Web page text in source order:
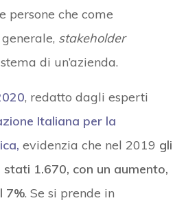
persone che come
stakeholder
di un’azienda.
, redatto dagli esperti
Italiana per la
evidenzia che nel 2019 gli
1.670, con un aumento,
7%. Se si prende in